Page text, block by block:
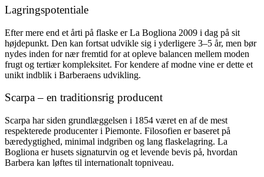
Lagringspotentiale
Efter mere end et årti på flaske er La Bogliona 2009 i dag på sit
højdepunkt. Den kan fortsat udvikle sig i yderligere 3–5 år, men bør
nydes inden for nær fremtid for at opleve balancen mellem moden
frugt og tertiær kompleksitet. For kendere af modne vine er dette et
unikt indblik i Barberaens udvikling.
Scarpa – en traditionsrig producent
Scarpa har siden grundlæggelsen i 1854 været en af de mest
respekterede producenter i Piemonte. Filosofien er baseret på
bæredygtighed, minimal indgriben og lang flaskelagring. La
Bogliona er husets signaturvin og et levende bevis på, hvordan
Barbera kan løftes til internationalt topniveau.